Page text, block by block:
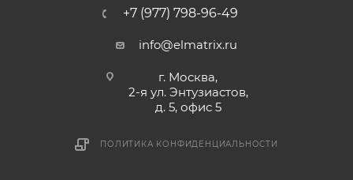
+7 (977) 798-96-49
info@elmatrix.ru
г. Москва,
2-я ул. Энтузиастов,
д. 5, офис 5
ПОЛИТИКА КОНФИДЕНЦИАЛЬНОСТИ